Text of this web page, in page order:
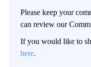
Please keep your
can review our
If you would like to
here.